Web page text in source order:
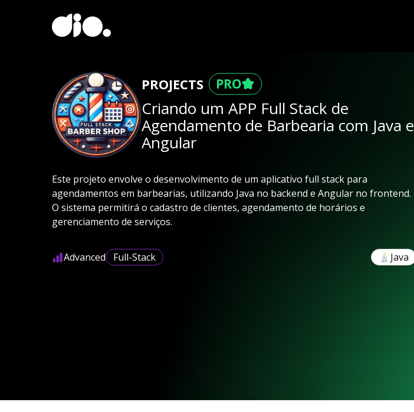
PROJECTS
Criando um APP Full Stack de
Agendamento de Barbearia com Java e
Angular
Este projeto envolve o desenvolvimento de um aplicativo full stack para
agendamentos em barbearias, utilizando Java no backend e Angular no frontend.
O sistema permitirá o cadastro de clientes, agendamento de horários e
gerenciamento de serviços.
Advanced Full-Stack Java